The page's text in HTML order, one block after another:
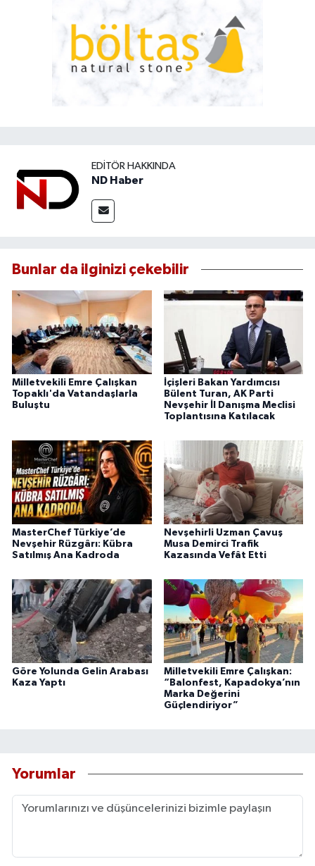
EDITÖR HAKKINDA
ND Haber
Bunlar da ilginizi çekebilir
Milletvekili Emre Çalışkan
Topaklı'da Vatandaşlarla
Buluştu
İçişleri Bakan Yardımcısı
Bülent Turan, AK Parti
Nevşehir İl Danışma Meclisi
Toplantısına Katılacak
MasterChef Türkiye’de
Nevşehir Rüzgârı: Kübra
Satılmış Ana Kadroda
Nevşehirli Uzman Çavuş
Musa Demirci Trafik
Kazasında Vefât Etti
Göre Yolunda Gelin Arabası
Kaza Yaptı
Milletvekili Emre Çalışkan:
“Balonfest, Kapadokya’nın
Marka Değerini
Güçlendiriyor”
Yorumlar